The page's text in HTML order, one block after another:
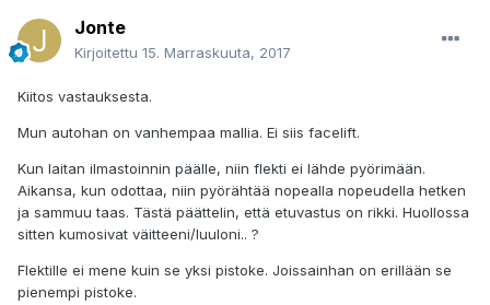
Jonte
Kirjoitettu 15. Marraskuuta, 2017
Kiitos vastauksesta.
Mun autohan on vanhempaa mallia. Ei siis facelift.
Kun laitan ilmastoinnin päälle, niin flekti ei lähde pyörimään.
Aikansa, kun odottaa, niin pyörähtää nopealla nopeudella hetken
ja sammuu taas. Tästä päättelin, että etuvastus on rikki. Huollossa
sitten kumosivat väitteeni/luuloni.. ?
Flektille ei mene kuin se yksi pistoke. Joissainhan on erillään se
pienempi pistoke.